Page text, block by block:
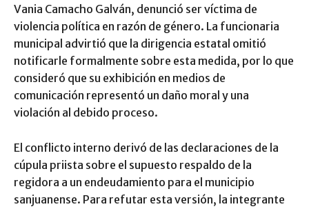
Vania Camacho Galván, denunció ser víctima de
violencia política en razón de género. La funcionaria
municipal advirtió que la dirigencia estatal omitió
notificarle formalmente sobre esta medida, por lo que
consideró que su exhibición en medios de
comunicación representó un daño moral y una
violación al debido proceso.
​El conflicto interno derivó de las declaraciones de la
cúpula priista sobre el supuesto respaldo de la
regidora a un endeudamiento para el municipio
sanjuanense. Para refutar esta versión, la integrante